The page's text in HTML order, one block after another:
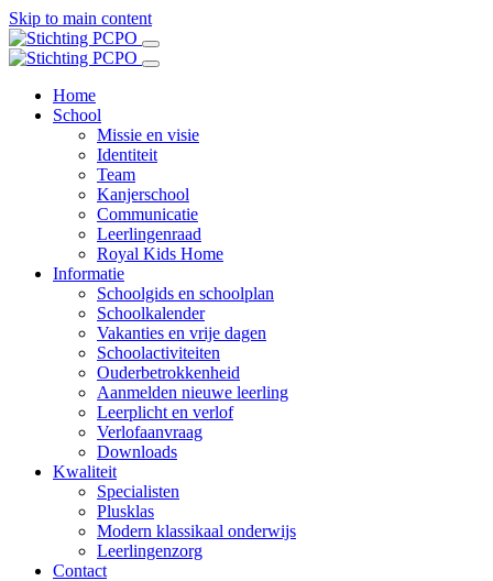
Skip to main content
Home
School
Missie en visie
Identiteit
Team
Kanjerschool
Communicatie
Leerlingenraad
Royal Kids Home
Informatie
Schoolgids en schoolplan
Schoolkalender
Vakanties en vrije dagen
Schoolactiviteiten
Ouderbetrokkenheid
Aanmelden nieuwe leerling
Leerplicht en verlof
Verlofaanvraag
Downloads
Kwaliteit
Specialisten
Plusklas
Modern klassikaal onderwijs
Leerlingenzorg
Contact